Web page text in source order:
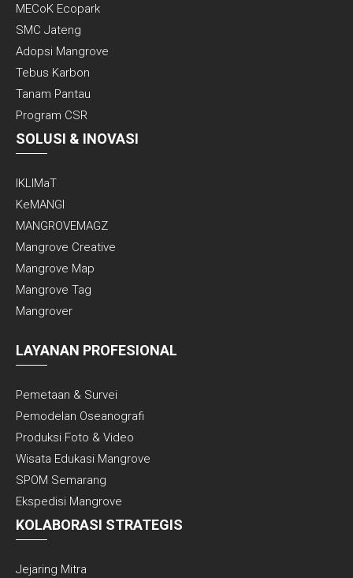
MECoK Ecopark
SMC Jateng
Adopsi Mangrove
Tebus Karbon
Tanam Pantau
Program CSR
SOLUSI & INOVASI
IKLIMaT
KeMANGI
MANGROVEMAGZ
Mangrove Creative
Mangrove Map
Mangrove Tag
Mangrover
LAYANAN PROFESIONAL
Pemetaan & Survei
Pemodelan Oseanografi
Produksi Foto & Video
Wisata Edukasi Mangrove
SPOM Semarang
Ekspedisi Mangrove
KOLABORASI STRATEGIS
Jejaring Mitra